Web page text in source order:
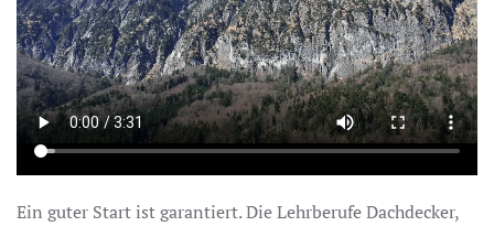
Ein guter Start ist garantiert. Die Lehrberufe Dachdecker,